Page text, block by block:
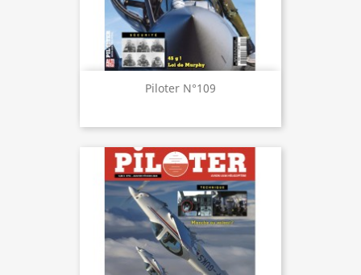
Piloter N°109